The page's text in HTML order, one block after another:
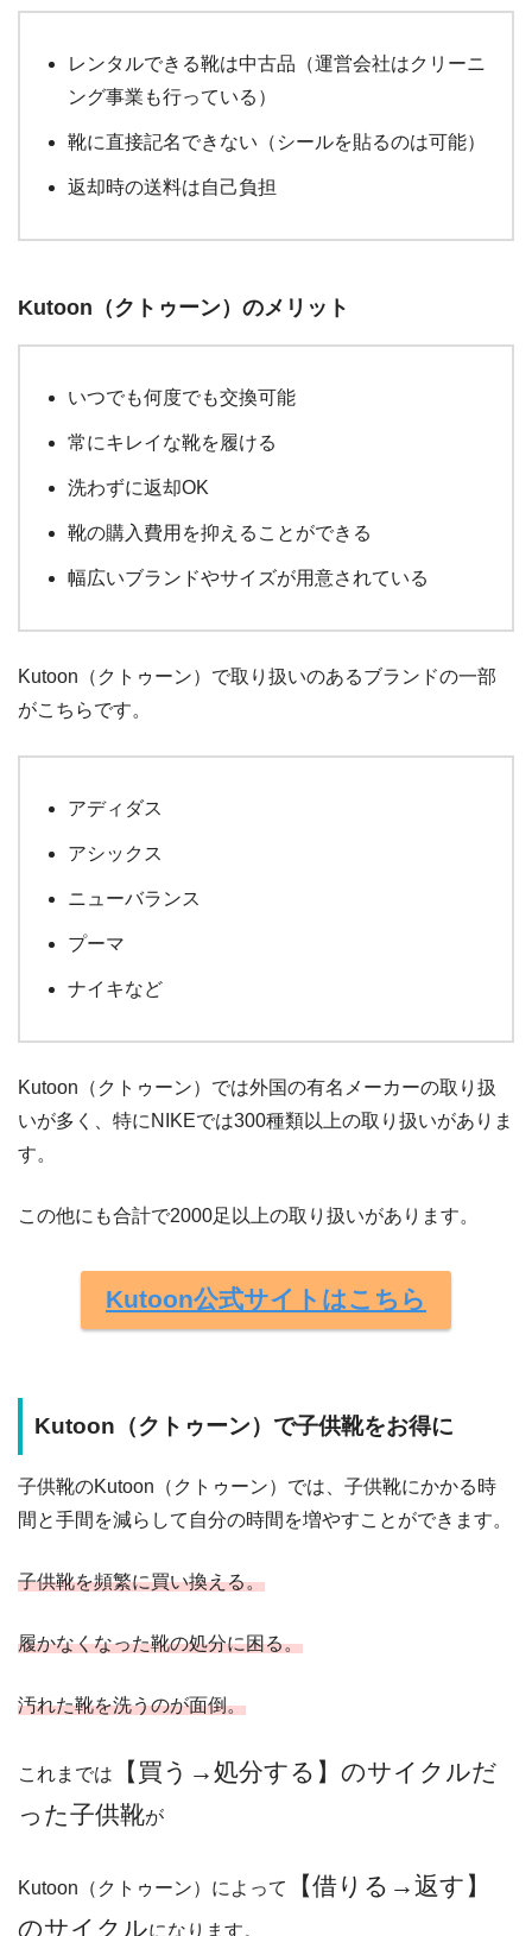
レンタルできる靴は中古品（運営会社はクリーニ
ング事業も行っている）
靴に直接記名できない（シールを貼るのは可能）
返却時の送料は自己負担
Kutoon（クトゥーン）のメリット
いつでも何度でも交換可能
常にキレイな靴を履ける
洗わずに返却OK
靴の購入費用を抑えることができる
幅広いブランドやサイズが用意されている
Kutoon（クトゥーン）で取り扱いのあるブランドの一部
がこちらです。
アディダス
アシックス
ニューバランス
プーマ
ナイキなど
Kutoon（クトゥーン）では外国の有名メーカーの取り扱
いが多く、特にNIKEでは300種類以上の取り扱いがありま
す。
この他にも合計で2000足以上の取り扱いがあります。
Kutoon公式サイトはこちら
Kutoon（クトゥーン）で子供靴をお得に
子供靴のKutoon（クトゥーン）では、子供靴にかかる時
間と手間を減らして自分の時間を増やすことができます。
子供靴を頻繁に買い換える。
履かなくなった靴の処分に困る。
汚れた靴を洗うのが面倒。
これまでは
【買う→処分する】のサイクルだ
った子供靴が
Kutoon（クトゥーン）によって
【借りる→返す】
のサイクルになります。